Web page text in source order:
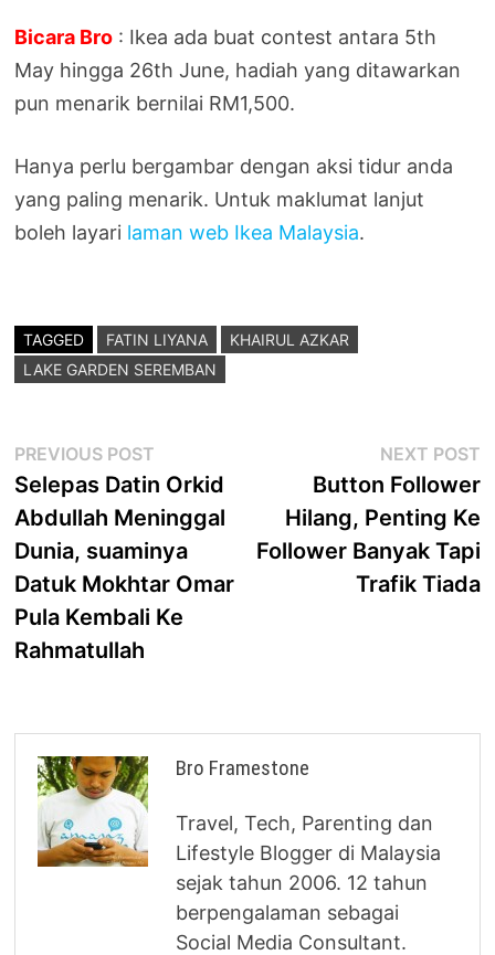
Bicara Bro : Ikea ada buat contest antara 5th
May hingga 26th June, hadiah yang ditawarkan
pun menarik bernilai RM1,500.
Hanya perlu bergambar dengan aksi tidur anda
yang paling menarik. Untuk maklumat lanjut
boleh layari laman web Ikea Malaysia.
TAGGED FATIN LIYANA
KHAIRUL AZKAR
LAKE GARDEN SEREMBAN
Post
navigation
PREVIOUS POST
post:
Selepas Datin Orkid
Abdullah Meninggal
Dunia, suaminya
Datuk Mokhtar Omar
Pula Kembali Ke
Rahmatullah
NEXT POST
Button Follower
Hilang, Penting Ke
Follower Banyak Tapi
Trafik Tiada
Bro Framestone
Travel, Tech, Parenting dan
Lifestyle Blogger di Malaysia
sejak tahun 2006. 12 tahun
berpengalaman sebagai
Social Media Consultant.